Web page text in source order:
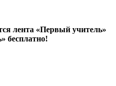
лента «Первый учитель»
бесплатно!